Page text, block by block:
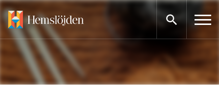
Gå
innehållet